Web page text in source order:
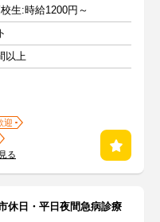
生:時給1200円～
以上
迎
る
休日・平日夜間急病診療